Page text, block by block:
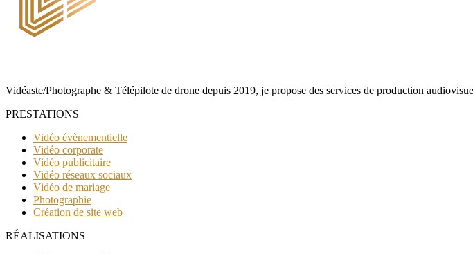
Vidéaste/Photographe & Télépilote de drone depuis 2019, je propose des services de production
PRESTATIONS
Vidéo évènementielle
Vidéo corporate
Vidéo publicitaire
Vidéo réseaux sociaux
Vidéo de mariage
Photographie
Création de site web
RÉALISATIONS